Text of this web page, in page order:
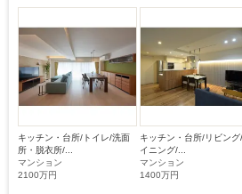
キッチン・台所/トイレ/洗面
所・脱衣所/...
マンション
2100万円
キッチン・台所/リビング
イニング/...
マンション
1400万円